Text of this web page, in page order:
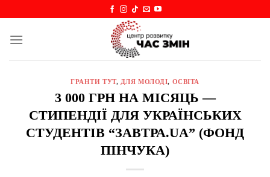
content
ГРАНТИ ТУТ, ДЛЯ МОЛОДІ, ОСВІТА
3 000 ГРН НА МІСЯЦЬ —
СТИПЕНДІЇ ДЛЯ УКРАЇНСЬКИХ
СТУДЕНТІВ “ЗАВТРА.UA” (ФОНД
ПІНЧУКА)